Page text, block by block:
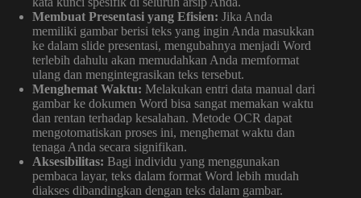
Membuat Presentasi yang Efisien: Jika Anda
memiliki gambar berisi teks yang ingin Anda masukkan
ke dalam slide presentasi, mengubahnya menjadi Word
terlebih dahulu akan memudahkan Anda memformat
ulang dan mengintegrasikan teks tersebut.
Menghemat Waktu: Melakukan entri data manual dari
gambar ke dokumen Word bisa sangat memakan waktu
dan rentan terhadap kesalahan. Metode OCR dapat
mengotomatiskan proses ini, menghemat waktu dan
tenaga Anda secara signifikan.
Aksesibilitas: Bagi individu yang menggunakan
pembaca layar, teks dalam format Word lebih mudah
diakses dibandingkan dengan teks dalam gambar.